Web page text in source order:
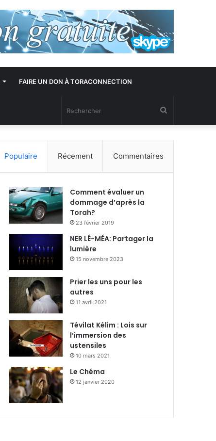
FAIRE UN DON À TORACONNECTION
Populaire Récement Commentaires
Comment évaluer un
dommage d’après la
Torah?
23 février 2019
NER LÉ-MÉA: Partager la
lumière
15 novembre 2023
Prier les uns pour les
autres
11 avril 2021
Tévilat Kélim : Lois sur
l’immersion des
ustensiles
10 mars 2021
Le Chéma
12 janvier 2020